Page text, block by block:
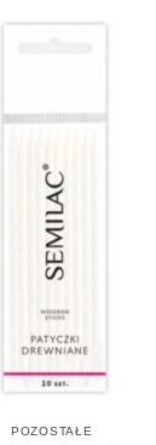
POZOSTAŁE